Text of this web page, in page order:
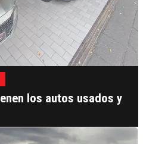
los autos usados y